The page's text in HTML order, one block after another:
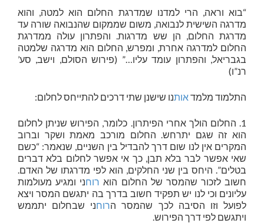
“בוא וראה, הרי למדנו שמדרגת החלום הוא למטה, והוא
מדרגה השישית לנבואה, משום שממקום שהנבואה שורה עד
מדרגת החלום, הן שש מדרגות. והפתרון עולה ממדרגת
החלום למדרגה אחרת, ומפרש, החלום הוא מדרגה שלמטה
בגבריאל, והפתרון עומד עליו…” (פירוש הסולם, וישב, סע’
רנ”ו)
התלמוד מלמדאותנו שישנן שתי דרכים להתייחס לחלום:
1. החלום הולך אחרי הפיתרון. כלומר, הפירוש שניתן לחלום
הוא זה שגם יתרחש. החלום מורכב מאמת ושקר וברוב
המקרים אין לנו שום דרך להבדיל בין השניים, שנאמר: “כשם
שאי אפשר לבר בלא תבן, כך אי אפשר לחלום בלא דברים
בטלים”. היחס בין שני החלקים, הוא לפי מדרגתו של האדם.
חשוב לזכור שהמסר של החלום הוא רוחני ומגיע מעולמות
עליונים וכי לנו יש תפקיד חשוב בדרך בה יתגשם המסר ויצא
לפועל וזו הסיבה לכך שהמסר הרוחני שבחלום יתממש
ויתגשם לפי דרך הפירוש.